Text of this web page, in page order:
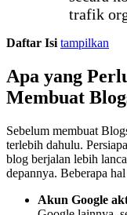
trafik
Daftar Isi tampilkan
Apa yang
Membuat
Sebelum membuat
terlebih dahulu.
blog berjalan lebih
depannya. Beberapa
Akun Google